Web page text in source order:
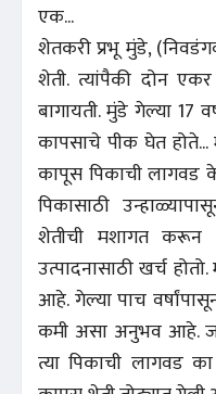
एक...
शेतकरी प्रभू मुंडे,
शेती. त्यांपैकी दोन
बागायती. मुंडे गेल्या 17
कापसाचे पीक घेत होते...
कापूस पिकाची लागवड
पिकासाठी
शेतीची मशागत करून
उत्पादनासाठी खर्च
आहे. गेल्या पाच
कमी असा अनुभव आहे.
त्या पिकाची लागवड